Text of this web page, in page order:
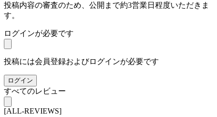
投稿内容の審査のため、公開まで約3営業日程度いただきま
す。
ログインが必要です
投稿には会員登録およびログインが必要です
ログイン
すべてのレビュー
[ALL-REVIEWS]